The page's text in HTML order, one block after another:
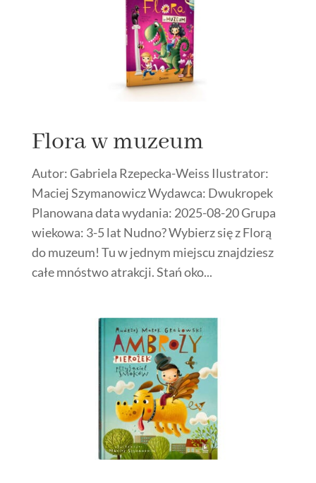
Flora w muzeum
Autor: Gabriela Rzepecka-Weiss Ilustrator:
Maciej Szymanowicz Wydawca: Dwukropek
Planowana data wydania: 2025-08-20 Grupa
wiekowa: 3-5 lat Nudno? Wybierz się z Florą
do muzeum! Tu w jednym miejscu znajdziesz
całe mnóstwo atrakcji. Stań oko...